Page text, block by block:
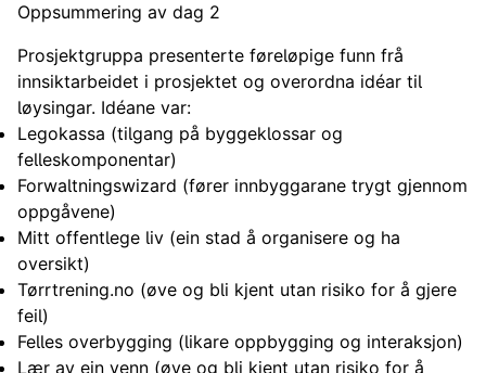
Oppsummering av dag 2
Prosjektgruppa presenterte føreløpige funn frå
innsiktarbeidet i prosjektet og overordna idéar til
løysingar. Idéane var:
Legokassa (tilgang på byggeklossar og
felleskomponentar)
Forwaltningswizard (fører innbyggarane trygt gjennom
oppgåvene)
Mitt offentlege liv (ein stad å organisere og ha
oversikt)
Tørrtrening.no (øve og bli kjent utan risiko for å gjere
feil)
Felles overbygging (likare oppbygging og interaksjon)
Lær av ein venn (øve og bli kjent utan risiko for å